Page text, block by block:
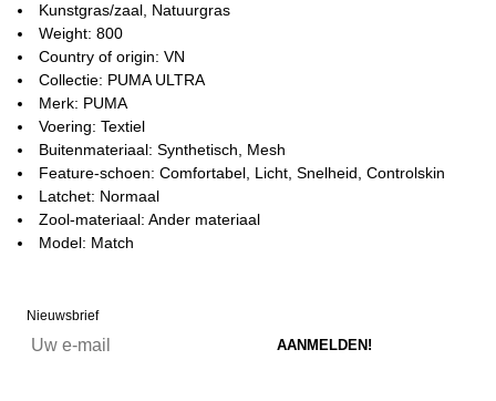
Kunstgras/zaal, Natuurgras
Weight: 800
Country of origin: VN
Collectie: PUMA ULTRA
Merk: PUMA
Voering: Textiel
Buitenmateriaal: Synthetisch, Mesh
Feature-schoen: Comfortabel, Licht, Snelheid, Controlskin
Latchet: Normaal
Zool-materiaal: Ander materiaal
Model: Match
Nieuwsbrief